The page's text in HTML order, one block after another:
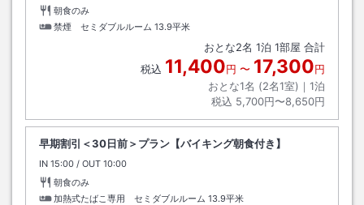
朝食のみ
禁煙 セミダブルルーム 13.9平米
おとな2名 1泊 1部屋 合計
税込 11,400円 〜 17,300円
おとな1名 (2名1室)｜ 1泊
税込 5,700円〜8,650円
早期割引＜30日前＞プラン【バイキング朝食付き】
IN チェックイン
15:00 / OUT チェックアウト
10:00
朝食のみ
加熱式たばこ専用 セミダブルルーム 13.9平米